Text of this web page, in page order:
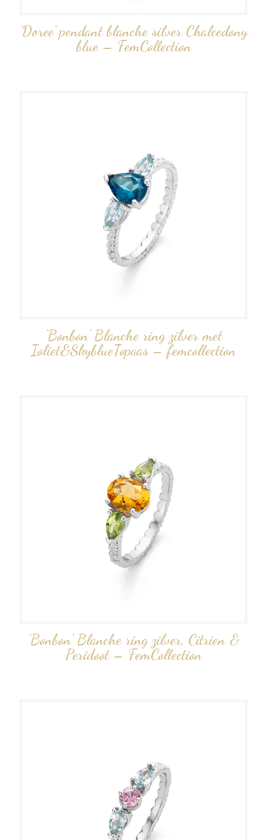
‘Doree’ pendant blanche silver Chalcedony
blue – FemCollection
‘Bonbon’ Blanche ring zilver met
Ioliet&SkyblueTopaas – femcollection
‘Bonbon’ Blanche ring zilver, Citrien &
Peridoot – FemCollection